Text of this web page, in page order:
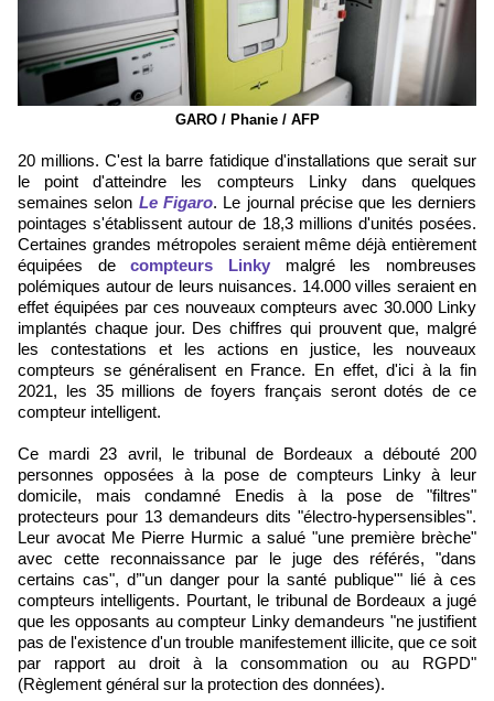
GARO / Phanie / AFP
20 millions. C'est la barre fatidique d'installations que serait sur
le point d'atteindre les compteurs Linky dans quelques
semaines selon Le Figaro. Le journal précise que les derniers
pointages s'établissent autour de 18,3 millions d'unités posées.
Certaines grandes métropoles seraient même déjà entièrement
équipées decompteurs Linky malgré les nombreuses
polémiques autour de leurs nuisances. 14.000 villes seraient en
effet équipées par ces nouveaux compteurs avec 30.000 Linky
implantés chaque jour. Des chiffres qui prouvent que, malgré
les contestations et les actions en justice, les nouveaux
compteurs se généralisent en France. En effet, d'ici à la fin
2021, les 35 millions de foyers français seront dotés de ce
compteur intelligent.
Ce mardi 23 avril, le tribunal de Bordeaux a débouté 200
personnes opposées à la pose de compteurs Linky à leur
domicile, mais condamné Enedis à la pose de "filtres"
protecteurs pour 13 demandeurs dits "électro-hypersensibles".
Leur avocat Me Pierre Hurmic a salué "une première brèche"
avec cette reconnaissance par le juge des référés, "dans
certains cas", d’"un danger pour la santé publique'" lié à ces
compteurs intelligents. Pourtant, le tribunal de Bordeaux a jugé
que les opposants au compteur Linky demandeurs "ne justifient
pas de l'existence d'un trouble manifestement illicite, que ce soit
par rapport au droit à la consommation ou au RGPD"
(Règlement général sur la protection des données).